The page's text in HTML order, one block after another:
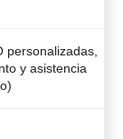
personalizadas,
y asistencia